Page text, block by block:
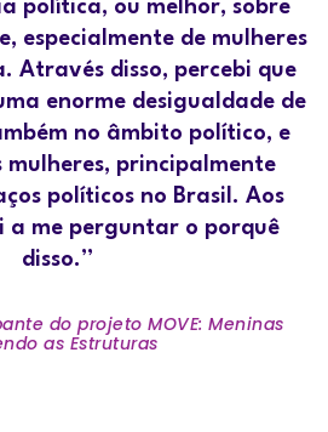
política, ou melhor, sobre
especialmente de mulheres
Através disso, percebi que
enorme desigualdade de
no âmbito político, e
mulheres, principalmente
políticos no Brasil. Aos
a me perguntar o porquê
disso.”
do projeto MOVE: Meninas
as Estruturas